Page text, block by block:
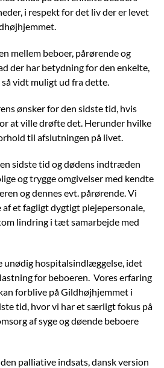
i respekt for det liv der er levet
mellem beboer, pårørende og
der har betydning for den enkelte,
vidt muligt ud fra dette.
ønsker for den sidste tid, hvis
at ville drøfte det. Herunder hvilke
til afslutningen på livet.
sidste tid og dødens indtræden
og trygge omgivelser med kendte
og dennes evt. pårørende. Vi
et fagligt dygtigt plejepersonale,
lindring i tæt samarbejde med
unødig hospitalsindlæggelse, idet
for beboeren. Vores erfaring
forblive på Gildhøjhjemmet i
tid, hvor vi har et særligt fokus på
af syge og døende beboere
palliative indsats, dansk version